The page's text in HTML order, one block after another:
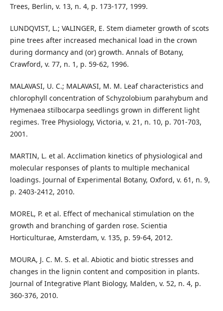
Trees, Berlin, v. 13, n. 4, p. 173-177, 1999.
LUNDQVIST, L.; VALINGER, E. Stem diameter growth of scots
pine trees after increased mechanical load in the crown
during dormancy and (or) growth. Annals of Botany,
Crawford, v. 77, n. 1, p. 59-62, 1996.
MALAVASI, U. C.; MALAVASI, M. M. Leaf characteristics and
chlorophyll concentration of Schyzolobium parahybum and
Hymenaea stilbocarpa seedlings grown in different light
regimes. Tree Physiology, Victoria, v. 21, n. 10, p. 701-703,
2001.
MARTIN, L. et al. Acclimation kinetics of physiological and
molecular responses of plants to multiple mechanical
loadings. Journal of Experimental Botany, Oxford, v. 61, n. 9,
p. 2403-2412, 2010.
MOREL, P. et al. Effect of mechanical stimulation on the
growth and branching of garden rose. Scientia
Horticulturae, Amsterdam, v. 135, p. 59-64, 2012.
MOURA, J. C. M. S. et al. Abiotic and biotic stresses and
changes in the lignin content and composition in plants.
Journal of Integrative Plant Biology, Malden, v. 52, n. 4, p.
360-376, 2010.